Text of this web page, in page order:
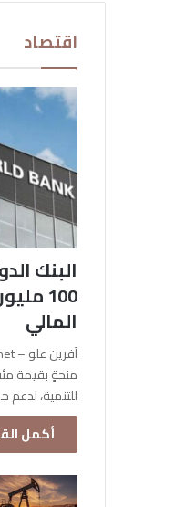
اقتصاد
البنك
100
المالي
منحةٍ بقيمة
للتنمية،
أكمل